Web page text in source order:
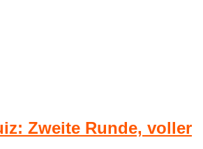
Zweite Runde, voller